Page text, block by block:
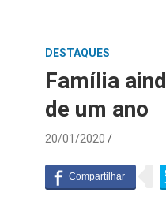
DESTAQUES
Família
de um ano
20/01/2020